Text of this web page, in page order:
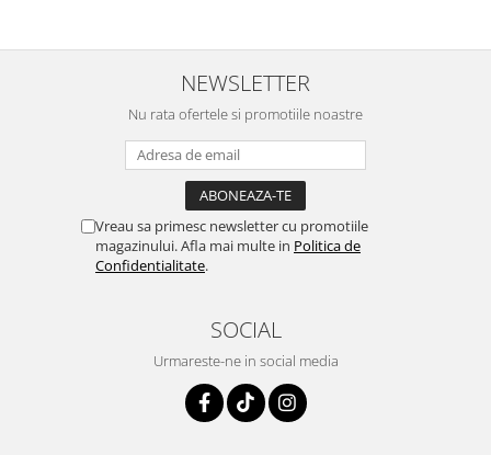
NEWSLETTER
Nu rata ofertele si promotiile noastre
Vreau sa primesc newsletter cu promotiile
magazinului. Afla mai multe in Politica de
Confidentialitate.
SOCIAL
Urmareste-ne in social media